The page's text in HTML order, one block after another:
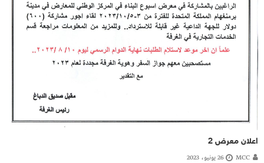
اعلان معرض 2
MCC 26 يونيو، 2023